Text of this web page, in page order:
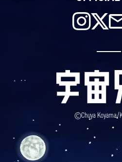
©Chuya Koyama/